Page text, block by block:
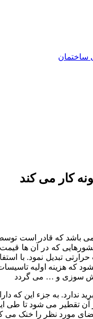
ساختمان
کار می کند
که قادر است توسط
کشورهایی که در آن
تبدیل نمود. با
که هزینه اولیه
آتش سوزی و … می گردد
ندارد. به جزء
تقطير می شود تا طی
مورد نظر را خنک می